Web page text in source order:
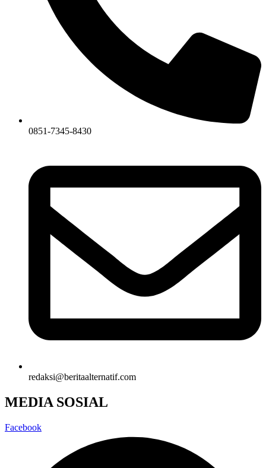
0851-7345-8430
redaksi@beritaalternatif.com
MEDIA SOSIAL
Facebook